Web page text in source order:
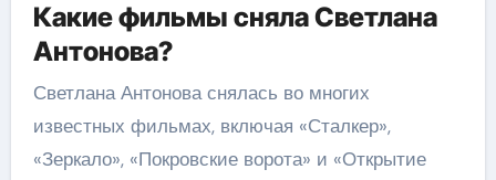
Какие фильмы сняла Светлана
Антонова?
Светлана Антонова снялась во многих
известных фильмах, включая «Сталкер»,
«Зеркало», «Покровские ворота» и «Открытие